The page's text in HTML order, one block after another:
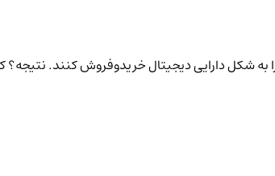
شکل دارایی دیجیتال خریدوفروش کنند. نتیجه؟